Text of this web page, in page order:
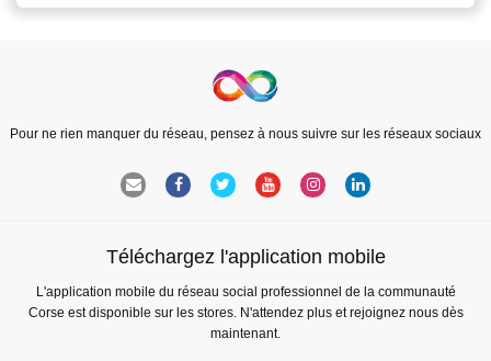
Pour ne rien manquer du réseau, pensez à nous suivre sur les réseaux sociaux
Téléchargez l'application mobile
L'application mobile du réseau social professionnel de la communauté
Corse est disponible sur les stores. N'attendez plus et rejoignez nous dès
maintenant.